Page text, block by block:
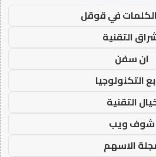
في قوقل
التقنية
ان سفن
التكنولوجيا
التقنية
شوف ويب
الاسهم